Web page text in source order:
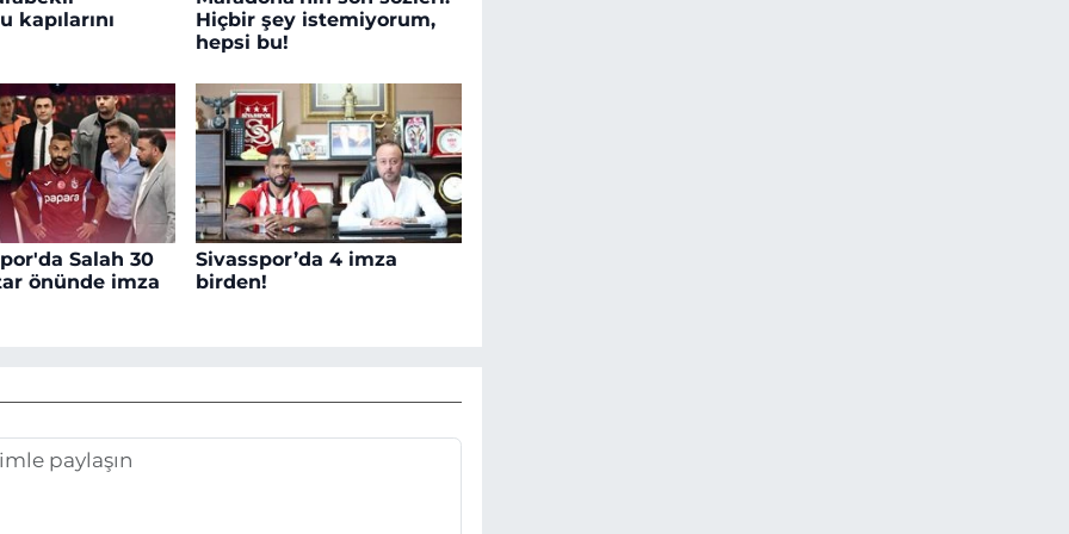
kapılarını
Hiçbir şey istemiyorum,
hepsi bu!
Salah 30
önünde imza
Sivasspor’da 4 imza
birden!